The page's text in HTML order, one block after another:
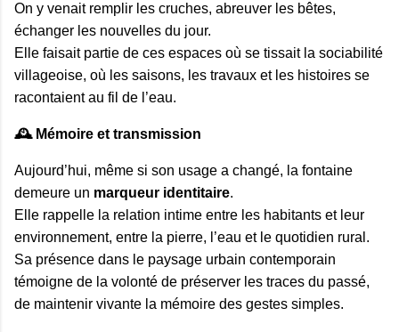
On y venait remplir les cruches, abreuver les bêtes,
échanger les nouvelles du jour.
Elle faisait partie de ces espaces où se tissait la sociabilité
villageoise, où les saisons, les travaux et les histoires se
racontaient au fil de l’eau.
🕰️ Mémoire et transmission
Aujourd’hui, même si son usage a changé, la fontaine
demeure un marqueur identitaire.
Elle rappelle la relation intime entre les habitants et leur
environnement, entre la pierre, l’eau et le quotidien rural.
Sa présence dans le paysage urbain contemporain
témoigne de la volonté de préserver les traces du passé,
de maintenir vivante la mémoire des gestes simples.